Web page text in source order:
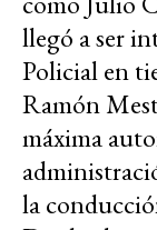
llegó a ser
Policial en
Ramón
máxima
la